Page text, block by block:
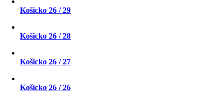
Košicko 26 / 29
Košicko 26 / 28
Košicko 26 / 27
Košicko 26 / 26